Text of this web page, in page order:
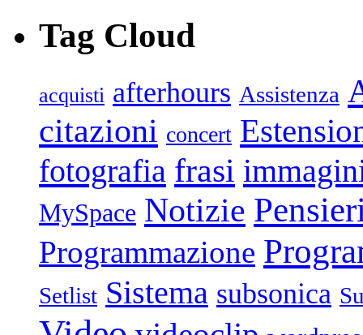
Tag Cloud
acquisti afterhours Assistenza
citazioni concert
fotografia frasi
MySpace Notizie
Programmazione
Setlist Sistema subsonica